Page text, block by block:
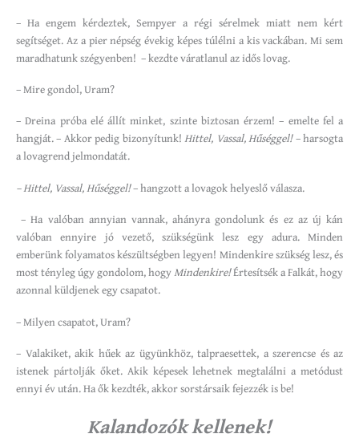
– Ha engem kérdeztek, Sempyer a régi sérelmek miatt nem kért
segítséget. Az a pier népség évekig képes túlélni a kis vackában. Mi sem
maradhatunk szégyenben! – kezdte váratlanul az idős lovag.
– Mire gondol, Uram?
– Dreina próba elé állít minket, szinte biztosan érzem! – emelte fel a
hangját. – Akkor pedig bizonyítunk!Hittel, Vassal, Hűséggel!– harsogta
a lovagrend jelmondatát.
– Hittel, Vassal, Hűséggel!– hangzott a lovagok helyeslő válasza.
– Ha valóban annyian vannak, ahányra gondolunk és ez az új kán
valóban ennyire jó vezető, szükségünk lesz egy adura. Minden
emberünk folyamatos készültségben legyen! Mindenkire szükség lesz, és
most tényleg úgy gondolom, hogy Mindenkire!Értesítsék a Falkát, hogy
azonnal küldjenek egy csapatot.
– Milyen csapatot, Uram?
– Valakiket, akik hűek az ügyünkhöz, talpraesettek, a szerencse és az
istenek pártolják őket. Akik képesek lehetnek megtalálni a metódust
ennyi év után. Ha ők kezdték, akkor sorstársaik fejezzék is be!
Kalandozók kellenek!